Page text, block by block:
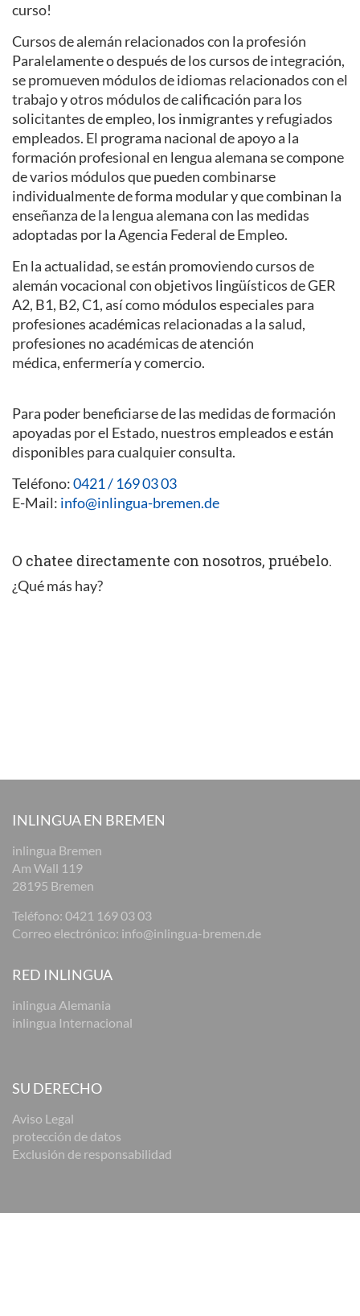
curso!
Cursos de alemán relacionados con la profesión
Paralelamente o después de los cursos de integración,
se promueven módulos de idiomas relacionados con el
trabajo y otros módulos de calificación para los
solicitantes de empleo, los inmigrantes y refugiados
empleados. El programa nacional de apoyo a la
formación profesional en lengua alemana se compone
de varios módulos que pueden combinarse
individualmente de forma modular y que combinan la
enseñanza de la lengua alemana con las medidas
adoptadas por la Agencia Federal de Empleo.
En la actualidad, se están promoviendo cursos de
alemán vocacional con objetivos lingüísticos de GER
A2, B1, B2, C1, así como módulos especiales para
profesiones académicas relacionadas a la salud,
profesiones no académicas de atención
médica, enfermería y comercio.
Para poder beneficiarse de las medidas de formación
apoyadas por el Estado, nuestros empleados e están
disponibles para cualquier consulta.
Teléfono:0421 / 169 03 03
E-Mail: info@inlingua-bremen.de
O chatee directamente con nosotros, pruébelo.
¿Qué más hay?
INLINGUA EN BREMEN
inlingua Bremen
Am Wall 119
28195 Bremen
Teléfono: 0421 169 03 03
Correo electrónico: info@inlingua-bremen.de
RED INLINGUA
inlingua Alemania
inlingua Internacional
SU DERECHO
Aviso Legal
protección de datos
Exclusión de responsabilidad